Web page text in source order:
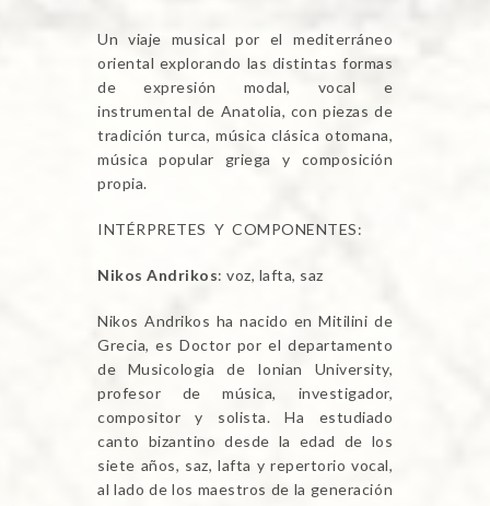
Un viaje musical por el mediterráneo
oriental explorando las distintas formas
de expresión modal, vocal e
instrumental de Anatolia, con piezas de
tradición turca, música clásica otomana,
música popular griega y composición
propia.
INTÉRPRETES Y COMPONENTES:
Nikos Andrikos: voz, lafta, saz
Nikos Andrikos ha nacido en Mitilini de
Grecia, es Doctor por el departamento
de Musicologia de Ionian University,
profesor de música, investigador,
compositor y solista. Ha estudiado
canto bizantino desde la edad de los
siete años, saz, lafta y repertorio vocal,
al lado de los maestros de la generación